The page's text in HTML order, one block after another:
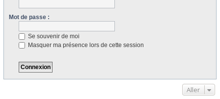
Mot de passe :
Se souvenir de moi
Masquer ma présence lors de cette session
Aller